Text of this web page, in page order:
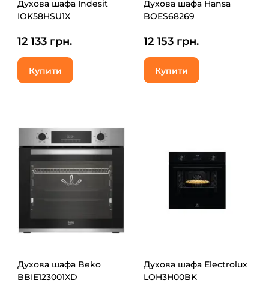
Духова шафа Indesit
IOK58HSU1X
12 133 грн.
Купити
Духова шафа Hansa
BOES68269
12 153 грн.
Купити
Духова шафа Beko
BBIE123001XD
Духова шафа Electrolux
LOH3H00BK